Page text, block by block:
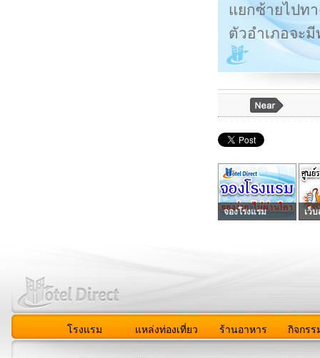
แยกซ้ายไปท
ตัวอำเภอจะ
จองโรงแรม เว็
โรงแรม แหล่งท่องเที่ยว ร้านอาหาร กิจกรร